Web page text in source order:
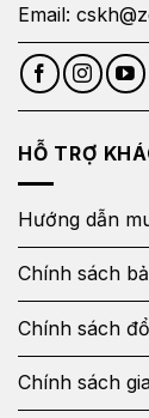
Email:
HỖ TRỢ
Hướng dẫn
Chính sách
Chính sách
Chính sách